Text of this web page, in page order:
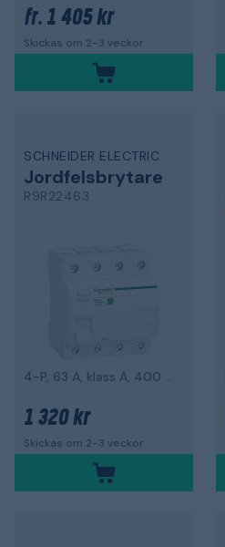
fr. 1 405 kr
Skickas om 2-3 veckor
SCHNEIDER ELECTRIC
Jordfelsbrytare
R9R22463
4-P, 63 A, klass A, 400 V AC
1 320 kr
Skickas om 2-3 veckor